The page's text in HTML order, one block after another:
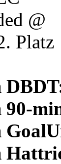
90-